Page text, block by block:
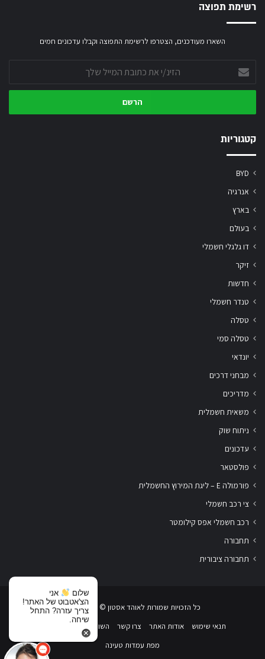
רשימת תפוצה
השארו מעודכנים, הצטרפו לרשימת התפוצה וקבלו עדכונים חמים
את
כתובת
שלך
קטגוריות
BYD
אנרגיה
בארץ
בעולם
דו גלגלי חשמלי
זיקר
חדשות
טנדר חשמלי
טסלה
טסלה סמי
יונדאי
מבחני דרכים
מדריכים
משאית חשמלית
ניתוח שוק
עדכונים
פולסטאר
פורמולה E – ליגת המירוץ החשמלית
צי רכב חשמלי
רכב חשמלי אפס קילומטר
תחבורה
תחבורה ציבורית
כל הזכויות שמורות לאוהד אסטון ‏© 2019-2026
תנאי שימוש
אודות האתר צרו קשר
השוואת רכבים חשמליים
מפת עמדות טעינה
שלום
אני
הצ'אטבוט של האתר!
צריך עזרה? התחל
שיחה.